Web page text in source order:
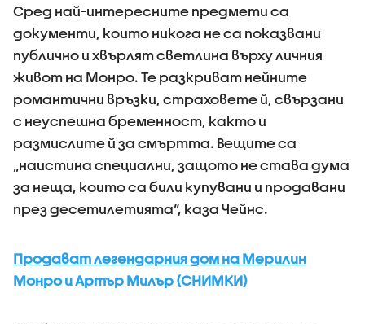
Сред най-интересните предмети са
документи, които никога не са показвани
публично и хвърлят светлина върху личния
живот на Монро. Те разкриват нейните
романтични връзки, страховете й, свързани
с неуспешна бременност, както и
размислите й за смъртта. Вещите са
„наистина специални, защото не става дума
за неща, които са били купувани и продавани
през десетилетията“, каза Чейнс.
Продават легендарния дом на Мерилин
Монро и Артър Милър (СНИМКИ)